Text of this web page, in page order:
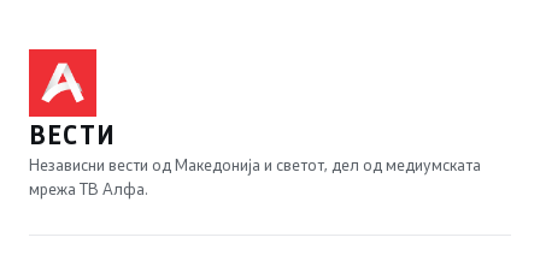
ВЕСТИ
Независни вести од Македонија и светот, дел од медиумската
мрежа ТВ Алфа.